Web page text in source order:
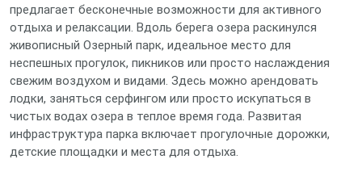
предлагает бесконечные возможности для активного
отдыха и релаксации. Вдоль берега озера раскинулся
живописный Озерный парк, идеальное место для
неспешных прогулок, пикников или просто наслаждения
свежим воздухом и видами. Здесь можно арендовать
лодки, заняться серфингом или просто искупаться в
чистых водах озера в теплое время года. Развитая
инфраструктура парка включает прогулочные дорожки,
детские площадки и места для отдыха.